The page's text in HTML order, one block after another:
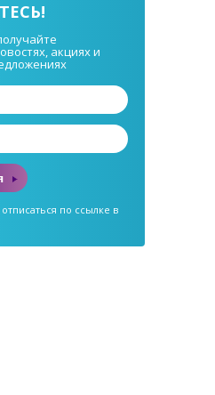
акциях и
по ссылке в